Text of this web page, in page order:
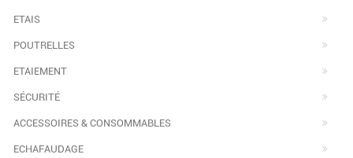
ETAIS
POUTRELLES
ETAIEMENT
SÉCURITÉ
ACCESSOIRES & CONSOMMABLES
ECHAFAUDAGE